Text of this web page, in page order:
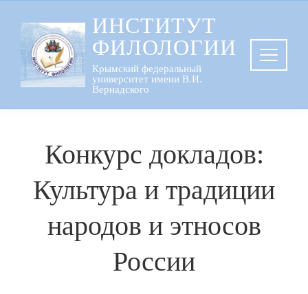
содержанию
ИНСТИТУТ
ФИЛОЛОГИИ
Крымский федеральный
университет имени В.И.
Вернадского
Конкурс докладов:
Культура и традиции
народов и этносов
России